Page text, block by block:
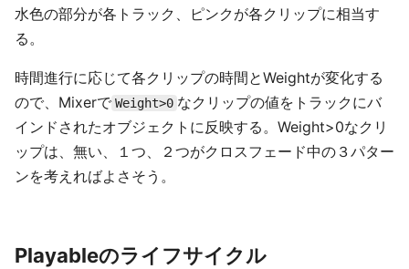
水色の部分が各トラック、ピンクが各クリップに相当す
る。
時間進行に応じて各クリップの時間とWeightが変化する
ので、Mixerで Weight>0 なクリップの値をトラックにバ
インドされたオブジェクトに反映する。Weight>0なクリ
ップは、無い、１つ、２つがクロスフェード中の３パター
ンを考えればよさそう。
Playableのライフサイクル